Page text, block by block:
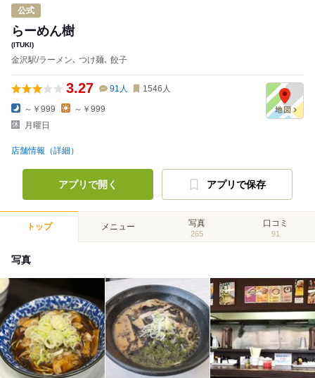
公式
らーめん樹
(ITUKI)
金沢駅/ラーメン､ つけ麺､ 餃子
3.27 91 人 1546 人
～￥999
～￥999
月曜日
店舗情報（詳細）
アプリで開く アプリで保存
トップ メニュー 写真
265
口コミ
91
写真